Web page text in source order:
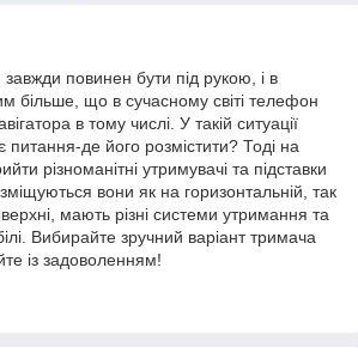
повинен бути під рукою, і в
більше, що в сучасному світі телефон
в тому числі. У такій ситуації
питання-де його розмістити? Тоді на
різноманітні утримувачі та підставки
вони як на горизонтальній, так
мають різні системи утримання та
Вибирайте зручний варіант тримача
із задоволенням!